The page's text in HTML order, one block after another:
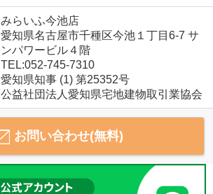
みらいふ今池店
愛知県名古屋市千種区今池１丁目6-7 サ
ンパワービル４階
TEL:052-745-7310
愛知県知事 (1) 第25352号
公益社団法人愛知県宅地建物取引業協会
お問い合わせ(無料)